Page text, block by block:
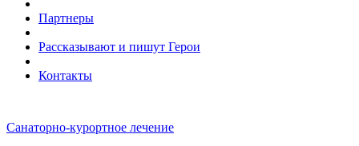
Партнеры
Рассказывают и пишут Герои
Контакты
Санаторно-курортное лечение